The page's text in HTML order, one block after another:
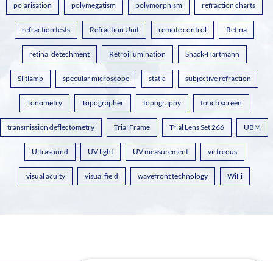
polarisation polymegatism polymorphism refraction charts
refraction tests Refraction Unit remote control Retina
retinal detechment Retroillumination Shack-Hartmann
Slitlamp specular microscope static subjective refraction
Tonometry Topographer topography touch screen
transmission deflectometry Trial Frame Trial Lens Set 266 UBM
Ultrasound UV light UV measurement virtreous
visual acuity visual field wavefront technology WiFi